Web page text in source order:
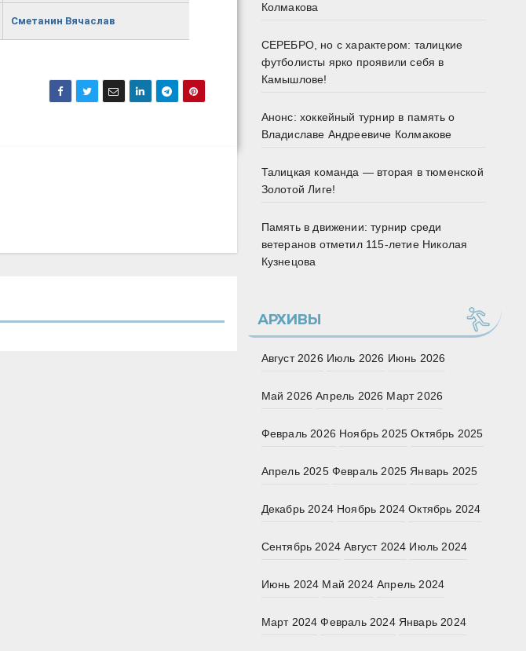
Сметанин Вячаслав
Колмакова
СЕРЕБРО, но с характером: талицкие
футболисты ярко проявили себя в
Камышлове!
Анонс: хоккейный турнир в память о
Владиславе Андреевиче Колмакове
Талицкая команда — вторая в тюменской
Золотой Лиге!
Память в движении: турнир среди
ветеранов отметил 115‑летие Николая
Кузнецова
АРХИВЫ
Август 2026 Июль 2026 Июнь 2026
Май 2026 Апрель 2026 Март 2026
Февраль 2026 Ноябрь 2025 Октябрь 2025
Апрель 2025 Февраль 2025 Январь 2025
Декабрь 2024 Ноябрь 2024 Октябрь 2024
Сентябрь 2024 Август 2024 Июль 2024
Июнь 2024 Май 2024 Апрель 2024
Март 2024 Февраль 2024 Январь 2024